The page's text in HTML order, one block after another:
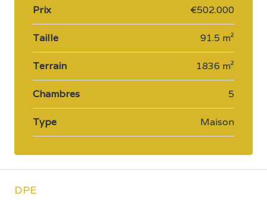
Prix €502.000
Taille 91.5 m²
Terrain 1836 m²
Chambres 5
Type Maison
DPE